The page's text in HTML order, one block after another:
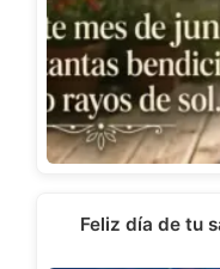
Feliz día de tu